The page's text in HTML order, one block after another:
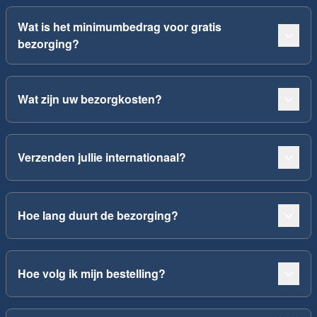
Wat is het minimumbedrag voor gratis
bezorging?
Wat zijn uw bezorgkosten?
Verzenden jullie internationaal?
Hoe lang duurt de bezorging?
Hoe volg ik mijn bestelling?